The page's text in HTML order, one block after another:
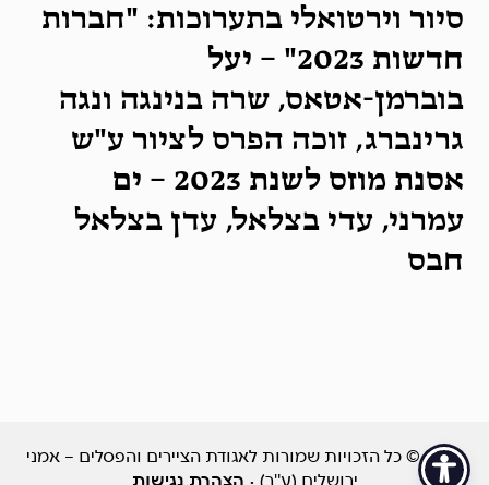
סיור וירטואלי בתערוכות: "חברות
חדשות 2023" – יעל
בוברמן-אטאס, שרה בנינגה ונגה
גרינברג, זוכה הפרס לציור ע"ש
אסנת מוזס לשנת 2023 – ים
עמרני, עדי בצלאל, עדן בצלאל
חבס
2026 © כל הזכויות שמורות לאגודת הציירים והפסלים – אמני
ירושלים (ע"ר) · הצהרת נגישות